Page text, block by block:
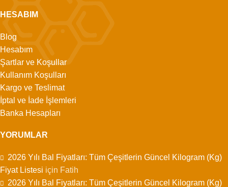
HESABIM
Blog
Hesabım
Şartlar ve Koşullar
Kullanım Koşulları
Kargo ve Teslimat
İptal ve İade İşlemleri
Banka Hesapları
YORUMLAR
2026 Yılı Bal Fiyatları: Tüm Çeşitlerin Güncel Kilogram (Kg)
Fiyat Listesi için Fatih
2026 Yılı Bal Fiyatları: Tüm Çeşitlerin Güncel Kilogram (Kg)